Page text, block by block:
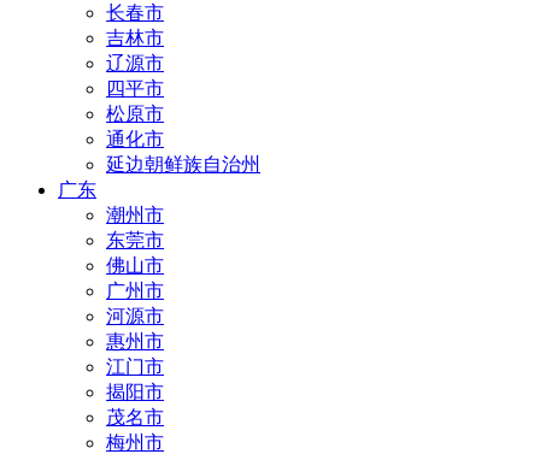
长春市
吉林市
辽源市
四平市
松原市
通化市
延边朝鲜族自治州
广东
潮州市
东莞市
佛山市
广州市
河源市
惠州市
江门市
揭阳市
茂名市
梅州市